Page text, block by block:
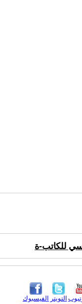
للكاتب-ة
الفيسبوك التويتر